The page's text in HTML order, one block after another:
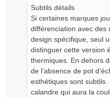
Subtils détails
Si certaines marques
différenciation avec des
design spécifique, seul
distinguer cette version
thermiques. En dehors
de l’absence de pot
esthétiques sont
calandre qui aura la